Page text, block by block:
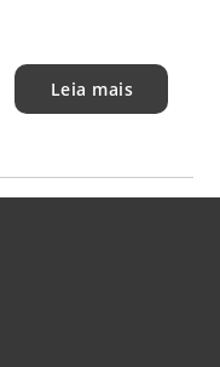
Leia mais